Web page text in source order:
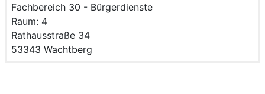
Name der Einrichtung:
Fachbereich 30 - Bürgerdienste
Raum des Mitarbeitenden
Raum: 4
Strasse und Hausnummer
Rathausstraße 34
PLZ und Ort
53343 Wachtberg